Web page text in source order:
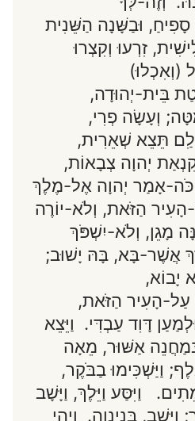
וּבַשָּׁנָה הַשֵּׁנִית
זִרְעוּ וְקִצְרוּ
(וְאִכְלוּ)
בֵּית-יְהוּדָה,
וְעָשָׂה פְרִי,
תֵּצֵא שְׁאֵרִית,
יְהוָה צְבָאוֹת,
אָמַר יְהוָה אֶל-מֶלֶךְ
הַזֹּאת, וְלֹא-יוֹרֶה
מָגֵן, וְלֹא-יִשְׁפֹּךְ
אֲשֶׁר-בָּא, בָּהּ יָשׁוּב;
יָבוֹא,
עַל-הָעִיר הַזֹּאת,
דָּוִד עַבְדִּי. וַיֵּצֵא
אַשּׁוּר, מֵאָה
וַיַּשְׁכִּימוּ בַבֹּקֶר,
וַיִּסַּע וַיֵּלֶךְ, וַיָּשָׁב
בְּנִינְוֵה. וַיְהִי